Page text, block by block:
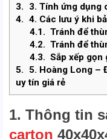
3.
3. Tính ứng dụng
4. 4. Các lưu ý khi
4.1. Tránh để
4.2. Tránh để
4.3. Sắp xếp gọn
5.
5. Hoàng Long –
uy tín giá rẻ
1. Thông tin
carton